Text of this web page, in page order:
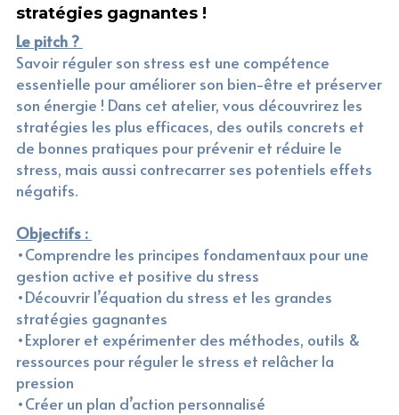
stratégies gagnantes !
Le pitch ?
Savoir réguler son stress est une compétence
essentielle pour améliorer son bien-être et préserver
son énergie ! Dans cet atelier, vous découvrirez les
stratégies les plus efficaces, des outils concrets et
de bonnes pratiques pour prévenir et réduire le
stress, mais aussi contrecarrer ses potentiels effets
négatifs.
Objectifs :
•Comprendre les principes fondamentaux pour une
gestion active et positive du stress
•Découvrir l’équation du stress et les grandes
stratégies gagnantes
•Explorer et expérimenter des méthodes, outils &
ressources pour réguler le stress et relâcher la
pression
•Créer un plan d’action personnalisé